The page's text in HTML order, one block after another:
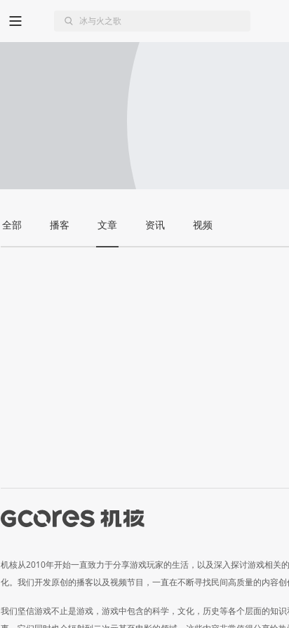
全部 播客 文章 资讯 视频
机核从2010年开始一直致力于分享游戏玩家的生活，以及深入探讨游戏相关
化。我们开发原创的播客以及视频节目，一直在不断寻找民间高质量的内容创
我们坚信游戏不止是游戏，游戏中包含的科学，文化，历史等各个层面的知识